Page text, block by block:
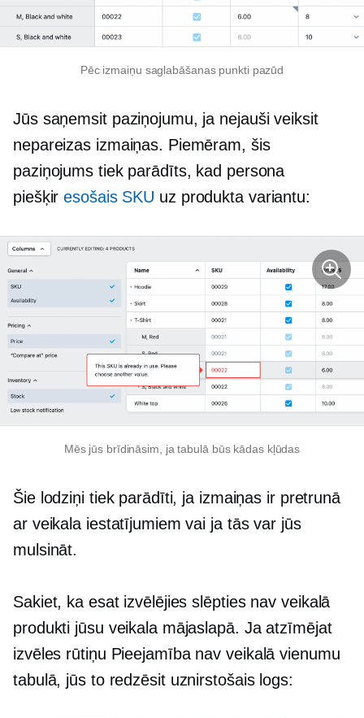
Pēc izmaiņu saglabāšanas punkti pazūd
Jūs saņemsit paziņojumu, ja nejauši veiksit
nepareizas izmaiņas. Piemēram, šis
paziņojums tiek parādīts, kad persona
piešķiresošais SKU uz produkta variantu:
Mēs jūs brīdināsim, ja tabulā būs kādas kļūdas
Šie lodziņi tiek parādīti, ja izmaiņas ir pretrunā
ar veikala iestatījumiem vai ja tās var jūs
mulsināt.
Sakiet, ka esat izvēlējies slēpties nav veikalā
produkti jūsu veikala mājaslapā. Ja atzīmējat
izvēles rūtiņu Pieejamība nav veikalā vienumu
tabulā, jūs to redzēsit uznirstošais logs: